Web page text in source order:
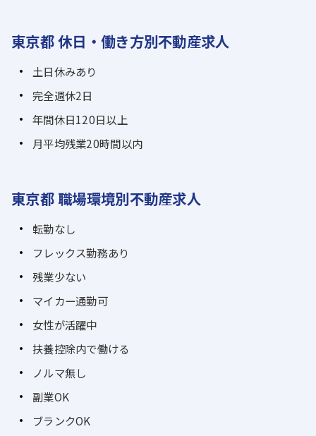
東京都 休日・働き方別不動産求人
土日休みあり
完全週休2日
年間休日120日以上
月平均残業20時間以内
東京都 職場環境別不動産求人
転勤なし
フレックス勤務あり
残業少ない
マイカー通勤可
女性が活躍中
扶養控除内で働ける
ノルマ無し
副業OK
ブランクOK